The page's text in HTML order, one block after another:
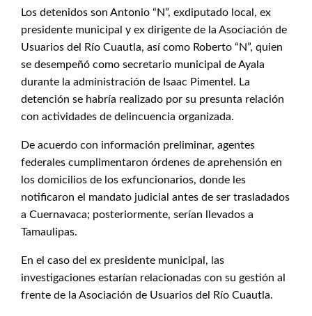
Los detenidos son Antonio “N”, exdiputado local, ex
presidente municipal y ex dirigente de la Asociación de
Usuarios del Río Cuautla, así como Roberto “N”, quien
se desempeñó como secretario municipal de Ayala
durante la administración de Isaac Pimentel. La
detención se habría realizado por su presunta relación
con actividades de delincuencia organizada.
De acuerdo con información preliminar, agentes
federales cumplimentaron órdenes de aprehensión en
los domicilios de los exfuncionarios, donde les
notificaron el mandato judicial antes de ser trasladados
a Cuernavaca; posteriormente, serían llevados a
Tamaulipas.
En el caso del ex presidente municipal, las
investigaciones estarían relacionadas con su gestión al
frente de la Asociación de Usuarios del Río Cuautla.